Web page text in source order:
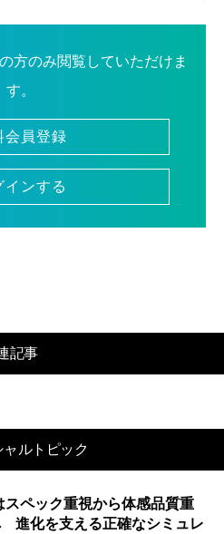
方のみ閲覧していただけま
す。
会員登録
インする
記事
ャルトピック
スペック重視から体感品質重
進化を支える正確なシミュレ